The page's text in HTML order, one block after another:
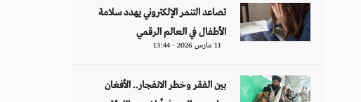
تصاعد التنمر الإلكتروني يهدد سلامة
الأطفال في العالم الرقمي
11 مارس 2026 - 13:44
بين الفقر وخطر الانفجار.. الأفغان